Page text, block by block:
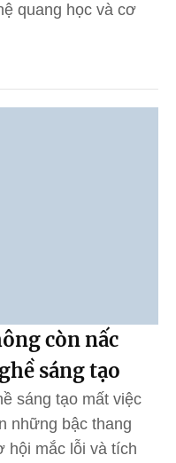
quang học và cơ
còn nấc
sáng tạo
sáng tạo mất việc
những bậc thang
hội mắc lỗi và tích